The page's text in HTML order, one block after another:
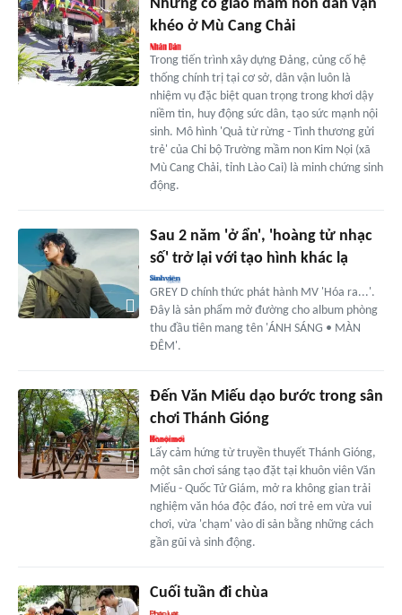
Những cô giáo mầm non dân vận
khéo ở Mù Cang Chải
Trong tiến trình xây dựng Đảng, củng cố hệ
thống chính trị tại cơ sở, dân vận luôn là
nhiệm vụ đặc biệt quan trọng trong khơi dậy
niềm tin, huy động sức dân, tạo sức mạnh nội
sinh. Mô hình 'Quả từ rừng - Tình thương gửi
trẻ' của Chi bộ Trường mầm non Kim Nọi (xã
Mù Cang Chải, tỉnh Lào Cai) là minh chứng sinh
động.
Sau 2 năm 'ở ẩn', 'hoàng tử nhạc
số' trở lại với tạo hình khác lạ
GREY D chính thức phát hành MV 'Hóa ra...'.
Đây là sản phẩm mở đường cho album phòng
thu đầu tiên mang tên 'ÁNH SÁNG • MÀN
ĐÊM'.
Đến Văn Miếu dạo bước trong sân
chơi Thánh Gióng
Lấy cảm hứng từ truyền thuyết Thánh Gióng,
một sân chơi sáng tạo đặt tại khuôn viên Văn
Miếu - Quốc Tử Giám, mở ra không gian trải
nghiệm văn hóa độc đáo, nơi trẻ em vừa vui
chơi, vừa 'chạm' vào di sản bằng những cách
gần gũi và sinh động.
Cuối tuần đi chùa